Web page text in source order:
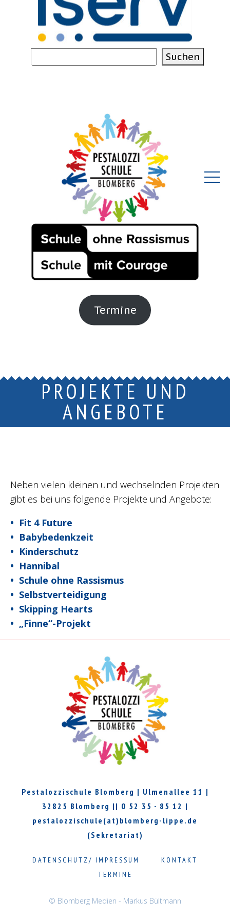
Suchen
Termine
PROJEKTE UND
ANGEBOTE
Neben vielen kleinen und wechselnden Projekten
gibt es bei uns folgende Projekte und Angebote:
Fit 4 Future
Babybedenkzeit
Kinderschutz
Hannibal
Schule ohne Rassismus
Selbstverteidigung
Skipping Hearts
„Finne“-Projekt
Pestalozzischule Blomberg | Ulmenallee 11 |
32825 Blomberg || 0 52 35 - 85 12 |
pestalozzischule(at)blomberg-lippe.de
(Sekretariat)
DATENSCHUTZ/ IMPRESSUM
KONTAKT
TERMINE
© Blomberg Medien - Markus Bültmann